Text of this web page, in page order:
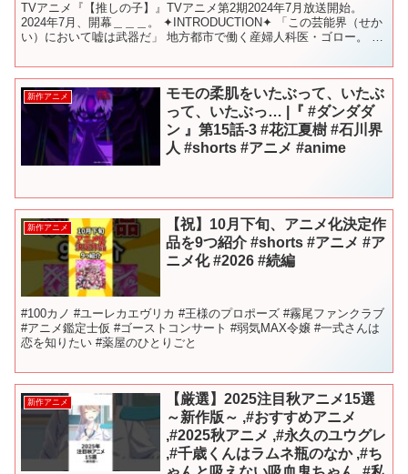
TVアニメ『【推しの子】』TVアニメ第2期2024年7月放送開始。
2024年7月、開幕＿＿＿。 ✦INTRODUCTION✦ 「この芸能界（せか
い）において嘘は武器だ」 地方都市で働く産婦人科医・ゴロー。 あ
新作アニメ
モモの柔肌をいたぶって、いたぶ
って、いたぶっ… |『 #ダンダダ
ン 』第15話-3 #花江夏樹 #石川界
人 #shorts #アニメ #anime
新作アニメ
【祝】10月下旬、アニメ化決定作
品を9つ紹介 #shorts #アニメ #ア
ニメ化 #2026 #続編
#100カノ #ユーレカエヴリカ #王様のプロポーズ #霧尾ファンクラブ
#アニメ鑑定士仮 #ゴーストコンサート #弱気MAX令嬢 #一式さんは
恋を知りたい #薬屋のひとりごと
新作アニメ
【厳選】2025注目秋アニメ15選
～新作版～ ,#おすすめアニメ
,#2025秋アニメ ,#永久のユウグレ
,#千歳くんはラムネ瓶のなか ,#ち